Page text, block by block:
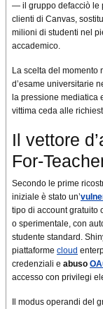
— il gruppo defacciò le
clienti di Canvas,
milioni di studenti nel
accademico.
La scelta del momento
d’esame universitarie
la pressione mediatica
vittima ceda alle
Il vettore
For-
Secondo le prime
iniziale è stato un’
tipo di account gratuito
o sperimentale, con
studente standard.
piattaforme cloud
credenziali e abuso
accesso con privilegi
Il modus operandi del